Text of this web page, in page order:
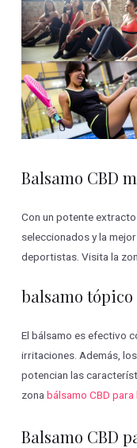
Balsamo CBD
Con un potente
seleccionados y la
deportistas. Visita la
balsamo tópico
El bálsamo es efectivo
irritaciones. Además,
potencian las
zonabálsamo CBD para
Balsamo CBD